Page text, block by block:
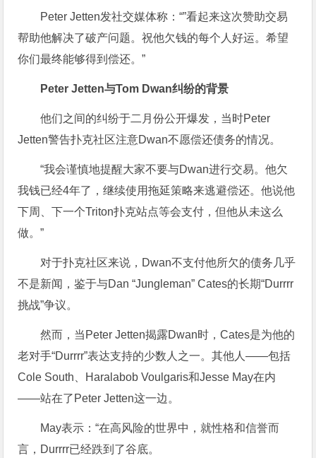
Peter Jetten发社交媒体称：“”看起来这次赞助交易
帮助他解决了破产问题。祝他欠钱的每个人好运。希望
你们最终能够得到偿还。”
Peter Jetten与Tom Dwan纠纷的背景
他们之间的纠纷于二月份公开爆发，当时Peter
Jetten警告扑克社区注意Dwan不愿偿还债务的情况。
“我会谨慎地提醒大家不要与Dwan进行交易。他欠
我钱已经4年了，继续使用拖延策略来逃避偿还。他说他
下周、下一个Triton扑克站点等会支付，但他从未这么
做。”
对于扑克社区来说，Dwan不支付他所欠的债务几乎
不是新闻，鉴于与Dan “Jungleman” Cates的长期“Durrrr
挑战”争议。
然而，当Peter Jetten揭露Dwan时，Cates是为他的
老对手“Durrrr”表达支持的少数人之一。其他人——包括
Cole South、Haralabob Voulgaris和Jesse May在内
——站在了Peter Jetten这一边。
May表示：“在高风险的世界中，就性格和信誉而
言，Durrrr已经跌到了谷底。